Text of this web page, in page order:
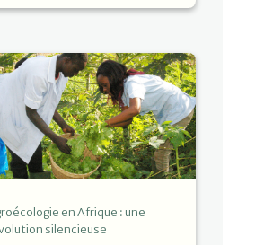
en Afrique : une
silencieuse